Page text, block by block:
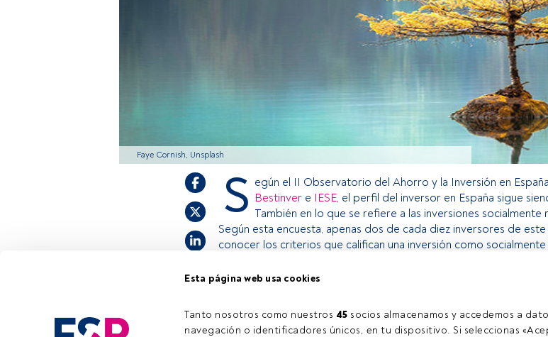
Esta página web usa cookies
Tanto nosotros como nuestros 45 socios almacenamos y accedemos a
navegación o identificadores únicos, en tu dispositivo. Si seleccionas
Faye Cornish, Unsplash
S egún el II Observatorio del Ahorro y la Inversión en
Bestinver e IESE, el perfil del inversor en España sigue
También en lo que se refiere a las inversiones socialmente
Según esta encuesta, apenas dos de cada diez inversores de
conocer los criterios que califican una inversión como
estás registrado, accede desde el botón Login. Si aún no tienes
invitamos a registrarte y disfrutar de todo el universo que